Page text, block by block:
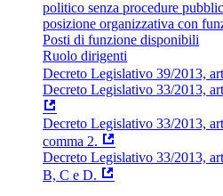
politico senza procedure
posizione organizzativa con
Posti di funzione disponibili
Ruolo dirigenti
Decreto Legislativo 39/2013,
Decreto Legislativo 33/2013,
Decreto Legislativo 33/2013,
comma 2.
Decreto Legislativo 33/2013,
B, C e D.